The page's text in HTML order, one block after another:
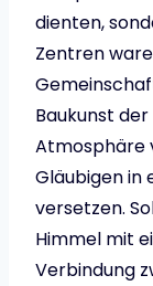
dienten,
Zentren
Baukunst
Atmosphäre
Gläubigen in
versetzen.
Himmel mit
Verbindung